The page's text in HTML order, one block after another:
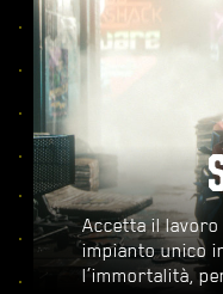
Accetta il
impianto unico
l’immortalità,